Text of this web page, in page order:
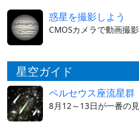
惑星を撮影しよう
CMOSカメラで動画撮
星空ガイド
ペルセウス座流星群
8月12～13日が一番の